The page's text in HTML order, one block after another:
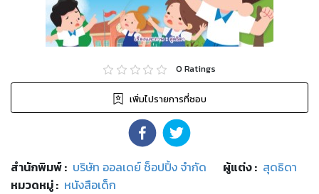
0 Ratings
เพิ่มไปรายการที่ชอบ
สำนักพิมพ์: บริษัท ออลเดย์ ช็อปปิ้ง จำกัด ผู้แต่ง : สุดธิดา
หมวดหมู่: หนังสือเด็ก